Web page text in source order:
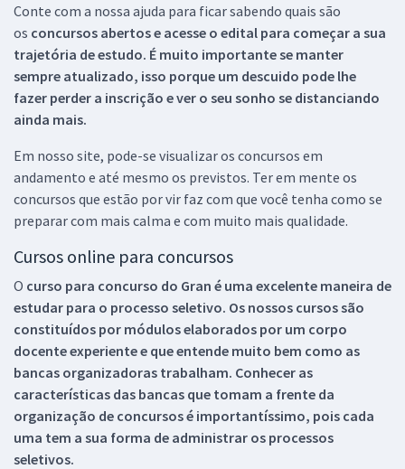
Conte com a nossa ajuda para ficar sabendo quais são
os concursos abertos e acesse o edital para começar a sua
trajetória de estudo. É muito importante se manter
sempre atualizado, isso porque um descuido pode lhe
fazer perder a inscrição e ver o seu sonho se distanciando
ainda mais.
Em nosso site, pode-se visualizar os concursos em
andamento e até mesmo os previstos. Ter em mente os
concursos que estão por vir faz com que você tenha como se
preparar com mais calma e com muito mais qualidade.
Cursos online para concursos
O curso para concurso do Gran é uma excelente maneira de
estudar para o processo seletivo. Os nossos cursos são
constituídos por módulos elaborados por um corpo
docente experiente e que entende muito bem como as
bancas organizadoras trabalham. Conhecer as
características das bancas que tomam a frente da
organização de concursos é importantíssimo, pois cada
uma tem a sua forma de administrar os processos
seletivos.